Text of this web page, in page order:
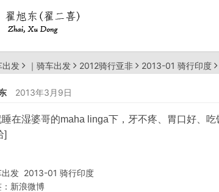
出发 ｜ 骑车出发 2012骑行亚非 2013-01 骑行印度
2013年3月9日
在湿婆哥的maha linga下，牙不疼、胃口好、
]
发 2013-01 骑行印度
新浪微博